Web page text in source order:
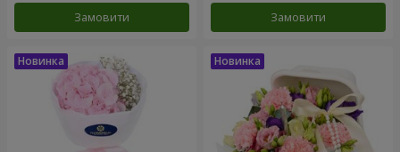
Замовити Замовити